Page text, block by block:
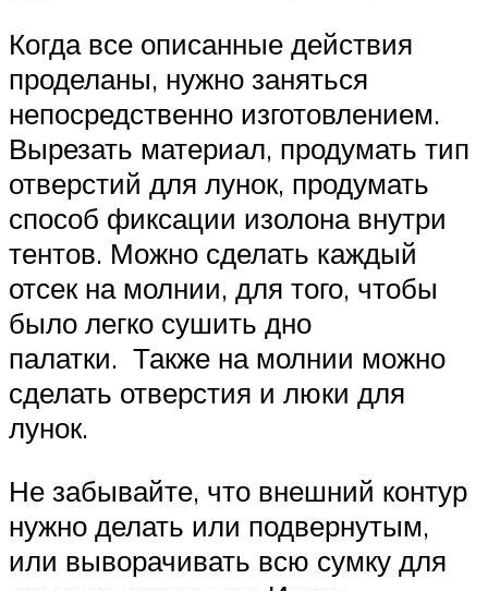
Когда все описанные действия
проделаны, нужно заняться
непосредственно изготовлением.
Вырезать материал, продумать тип
отверстий для лунок, продумать
способ фиксации изолона внутри
тентов. Можно сделать каждый
отсек на молнии, для того, чтобы
было легко сушить дно
палатки. Также на молнии можно
сделать отверстия и люки для
лунок.
Не забывайте, что внешний контур
нужно делать или подвернутым,
или выворачивать всю сумку для